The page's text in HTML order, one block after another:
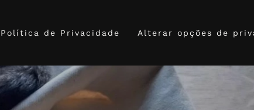
Política de Privacidade Alterar opções de